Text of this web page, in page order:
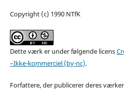
Copyright (c) 1990 NTfK
Dette værk er under følgende licens
–Ikke-kommerciel (by-nc).
Forfattere, der publicerer deres